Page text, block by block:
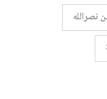
نصرالله